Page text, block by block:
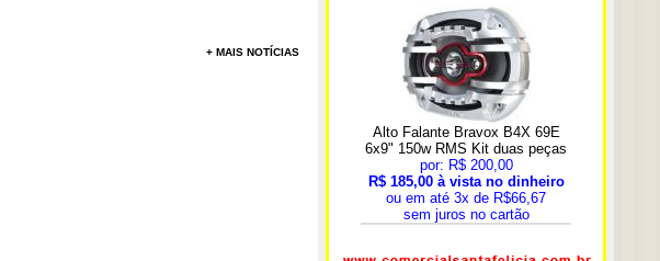
+ MAIS NOTÍCIAS